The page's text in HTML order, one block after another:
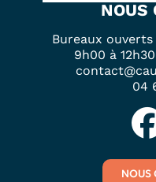
NOUS
Bureaux
9h00 à
04
NOUS